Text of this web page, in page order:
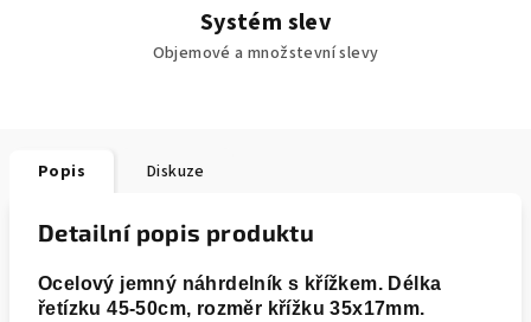
Systém slev
Objemové a množstevní slevy
Popis Diskuze
Detailní popis produktu
Ocelový jemný náhrdelník s křížkem. Délka
řetízku 45-50cm, rozměr křížku 35x17mm.